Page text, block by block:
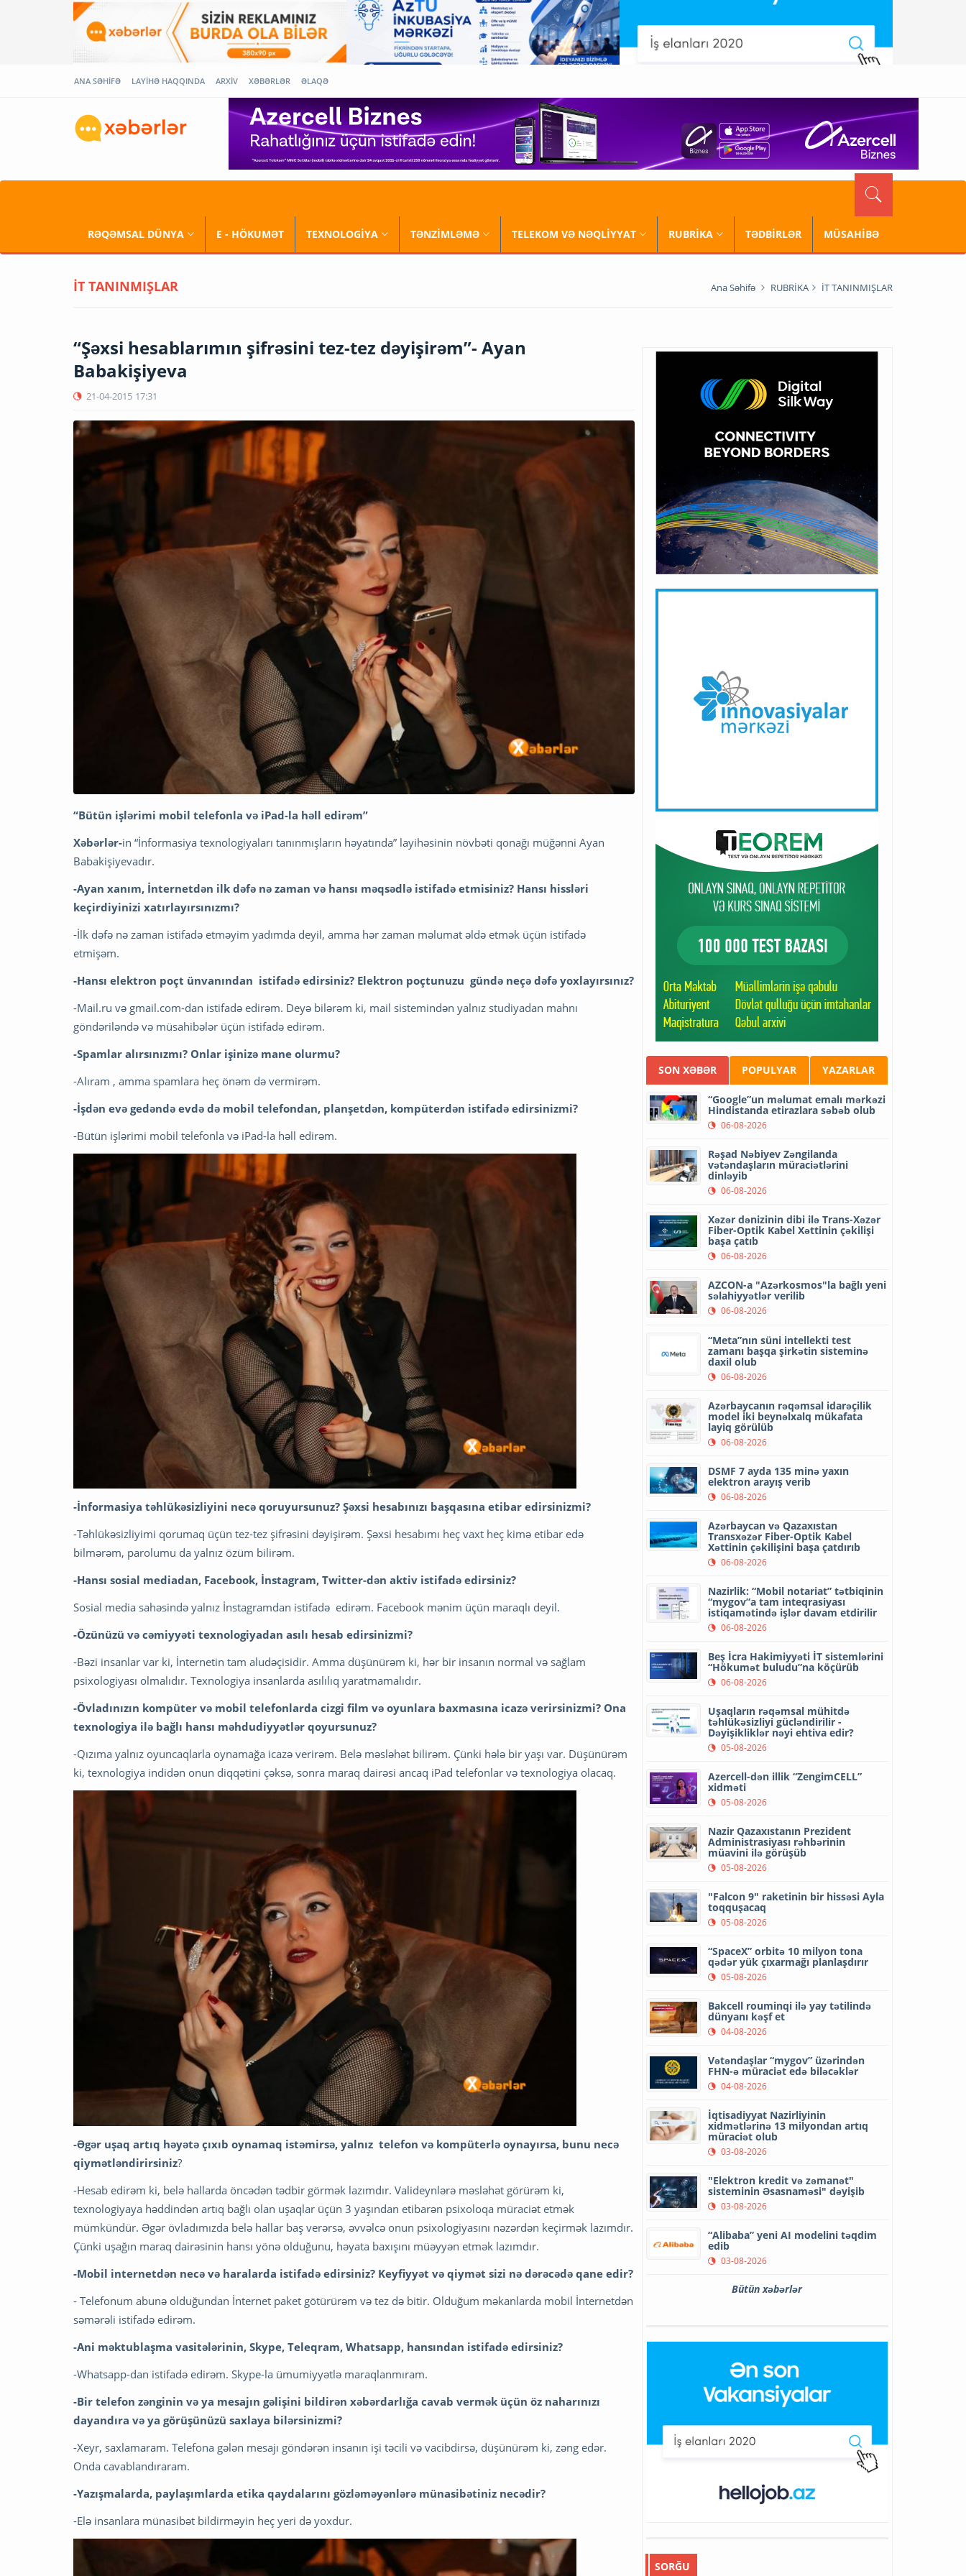
ANA SƏHİFƏ LAYİHƏ HAQQINDA ARXİV XƏBƏRLƏR ƏLAQƏ
RƏQƏMSAL DÜNYA E - HÖKUMƏT TEXNOLOGİYA TƏNZİMLƏMƏ TELEKOM VƏ NƏQLİYYAT RUBRİKA TƏDBİRLƏR MÜSAHİBƏ
İT TANINMIŞLAR Ana Səhifə RUBRİKA İT TANINMIŞLAR
“Şəxsi hesablarımın şifrəsini tez-tez dəyişirəm”- Ayan
Babakişiyeva
21-04-2015 17:31
“Bütün işlərimi mobil telefonla və iPad-la həll edirəm”
Xəbərlər-in “İnformasiya texnologiyaları tanınmışların həyatında” layihəsinin növbəti qonağı müğənni Ayan
Babakişiyevadır.
-Ayan xanım, İnternetdən ilk dəfə nə zaman və hansı məqsədlə istifadə etmisiniz? Hansı hissləri
keçirdiyinizi xatırlayırsınızmı?
-İlk dəfə nə zaman istifadə etməyim yadımda deyil, amma hər zaman məlumat əldə etmək üçün istifadə
etmişəm.
-Hansı elektron poçt ünvanından istifadə edirsiniz? Elektron poçtunuzu gündə neçə dəfə yoxlayırsınız?
-Mail.ru və gmail.com-dan istifadə edirəm. Deyə bilərəm ki, mail sistemindən yalnız studiyadan mahnı
göndəriləndə və müsahibələr üçün istifadə edirəm.
-Spamlar alırsınızmı? Onlar işinizə mane olurmu?
-Alıram , amma spamlara heç önəm də vermirəm.
-İşdən evə gedəndə evdə də mobil telefondan, planşetdən, kompüterdən istifadə edirsinizmi?
-Bütün işlərimi mobil telefonla və iPad-la həll edirəm.
-İnformasiya təhlükəsizliyini necə qoruyursunuz? Şəxsi hesabınızı başqasına etibar edirsinizmi?
-Təhlükəsizliyimi qorumaq üçün tez-tez şifrəsini dəyişirəm. Şəxsi hesabımı heç vaxt heç kimə etibar edə
bilmərəm, parolumu da yalnız özüm bilirəm.
-Hansı sosial mediadan, Facebook, İnstagram, Twitter-dən aktiv istifadə edirsiniz?
Sosial media sahəsində yalnız İnstagramdan istifadə edirəm. Facebook mənim üçün maraqlı deyil.
-Özünüzü və cəmiyyəti texnologiyadan asılı hesab edirsinizmi?
-Bəzi insanlar var ki, İnternetin tam aludəçisidir. Amma düşünürəm ki, hər bir insanın normal və sağlam
psixologiyası olmalıdır. Texnologiya insanlarda asılılıq yaratmamalıdır.
-Övladınızın kompüter və mobil telefonlarda cizgi film və oyunlara baxmasına icazə verirsinizmi? Ona
texnologiya ilə bağlı hansı məhdudiyyətlər qoyursunuz?
-Qızıma yalnız oyuncaqlarla oynamağa icazə verirəm. Belə məsləhət bilirəm. Çünki hələ bir yaşı var. Düşünürəm
ki, texnologiya indidən onun diqqətini çəksə, sonra maraq dairəsi ancaq iPad telefonlar və texnologiya olacaq.
-Əgər uşaq artıq həyətə çıxıb oynamaq istəmirsə, yalnız telefon və kompüterlə oynayırsa, bunu necə
qiymətləndirirsiniz?
-Hesab edirəm ki, belə hallarda öncədən tədbir görmək lazımdır. Valideynlərə məsləhət görürəm ki,
texnologiyaya həddindən artıq bağlı olan uşaqlar üçün 3 yaşından etibarən psixoloqa müraciət etmək
mümkündür. Əgər övladımızda belə hallar baş verərsə, əvvəlcə onun psixologiyasını nəzərdən keçirmək lazımdır.
Çünki uşağın maraq dairəsinin hansı yönə olduğunu, həyata baxışını müəyyən etmək lazımdır.
-Mobil internetdən necə və haralarda istifadə edirsiniz? Keyfiyyət və qiymət sizi nə dərəcədə qane edir?
- Telefonum abunə olduğundan İnternet paket götürürəm və tez də bitir. Olduğum məkanlarda mobil İnternetdən
səmərəli istifadə edirəm.
-Ani məktublaşma vasitələrinin, Skype, Teleqram, Whatsapp, hansından istifadə edirsiniz?
-Whatsapp-dan istifadə edirəm. Skype-la ümumiyyətlə maraqlanmıram.
-Bir telefon zənginin və ya mesajın gəlişini bildirən xəbərdarlığa cavab vermək üçün öz naharınızı
dayandıra və ya görüşünüzü saxlaya bilərsinizmi?
-Xeyr, saxlamaram. Telefona gələn mesajı göndərən insanın işi təcili və vacibdirsə, düşünürəm ki, zəng edər.
Onda cavablandıraram.
-Yazışmalarda, paylaşımlarda etika qaydalarını gözləməyənlərə münasibətiniz necədir?
-Elə insanlara münasibət bildirməyin heç yeri də yoxdur.
SON XƏBƏR POPULYAR YAZARLAR
“Google”un məlumat emalı mərkəzi
Hindistanda etirazlara səbəb olub
06-08-2026
Rəşad Nəbiyev Zəngilanda
vətəndaşların müraciətlərini
dinləyib
06-08-2026
Xəzər dənizinin dibi ilə Trans-Xəzər
Fiber-Optik Kabel Xəttinin çəkilişi
başa çatıb
06-08-2026
AZCON-a "Azərkosmos"la bağlı yeni
səlahiyyətlər verilib
06-08-2026
“Meta”nın süni intellekti test
zamanı başqa şirkətin sisteminə
daxil olub
06-08-2026
Azərbaycanın rəqəmsal idarəçilik
model iki beynəlxalq mükafata
layiq görülüb
06-08-2026
DSMF 7 ayda 135 minə yaxın
elektron arayış verib
06-08-2026
Azərbaycan və Qazaxıstan
Transxəzər Fiber-Optik Kabel
Xəttinin çəkilişini başa çatdırıb
06-08-2026
Nazirlik: “Mobil notariat” tətbiqinin
“mygov”a tam inteqrasiyası
istiqamətində işlər davam etdirilir
06-08-2026
Beş İcra Hakimiyyəti İT sistemlərini
“Hökumət buludu”na köçürüb
06-08-2026
Uşaqların rəqəmsal mühitdə
təhlükəsizliyi gücləndirilir -
Dəyişikliklər nəyi ehtiva edir?
05-08-2026
Azercell-dən illik “ZengimCELL”
xidməti
05-08-2026
Nazir Qazaxıstanın Prezident
Administrasiyası rəhbərinin
müavini ilə görüşüb
05-08-2026
"Falcon 9" raketinin bir hissəsi Ayla
toqquşacaq
05-08-2026
“SpaceX” orbitə 10 milyon tona
qədər yük çıxarmağı planlaşdırır
05-08-2026
Bakcell rouminqi ilə yay tətilində
dünyanı kəşf et
04-08-2026
Vətəndaşlar “mygov” üzərindən
FHN-ə müraciət edə biləcəklər
04-08-2026
İqtisadiyyat Nazirliyinin
xidmətlərinə 13 milyondan artıq
müraciət olub
03-08-2026
"Elektron kredit və zəmanət"
sisteminin Əsasnaməsi" dəyişib
03-08-2026
“Alibaba” yeni AI modelini təqdim
edib
03-08-2026
Bütün xəbərlər
SORĞU